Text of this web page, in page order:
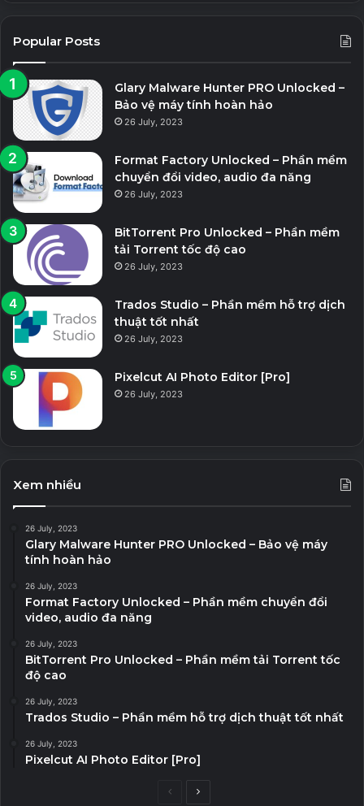
Popular Posts
Glary Malware Hunter PRO Unlocked –
Bảo vệ máy tính hoàn hảo
26 July, 2023
Format Factory Unlocked – Phần mềm
chuyển đổi video, audio đa năng
26 July, 2023
BitTorrent Pro Unlocked – Phần mềm
tải Torrent tốc độ cao
26 July, 2023
Trados Studio – Phần mềm hỗ trợ dịch
thuật tốt nhất
26 July, 2023
Pixelcut AI Photo Editor [Pro]
26 July, 2023
Xem nhiều
26 July, 2023
Glary Malware Hunter PRO Unlocked – Bảo vệ máy
tính hoàn hảo
26 July, 2023
Format Factory Unlocked – Phần mềm chuyển đổi
video, audio đa năng
26 July, 2023
BitTorrent Pro Unlocked – Phần mềm tải Torrent tốc
độ cao
26 July, 2023
Trados Studio – Phần mềm hỗ trợ dịch thuật tốt nhất
26 July, 2023
Pixelcut AI Photo Editor [Pro]